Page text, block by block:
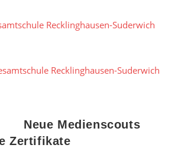
Neue Medienscouts
Zertifikate